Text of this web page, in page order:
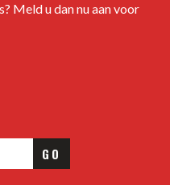
Meld u dan nu aan voor
GO